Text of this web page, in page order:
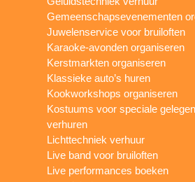
Gemeenschapsevenementen
Juwelenservice voor bruiloften
Karaoke-avonden organiseren
Kerstmarkten organiseren
Klassieke auto’s huren
Kookworkshops organiseren
Kostuums voor speciale
verhuren
Lichttechniek verhuur
Live band voor bruiloften
Live performances boeken